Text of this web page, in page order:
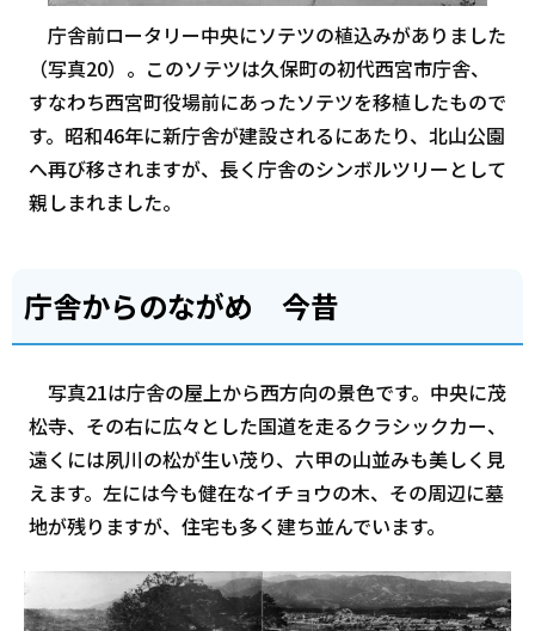
庁舎前ロータリー中央にソテツの植込みがありました
（写真20）。このソテツは久保町の初代西宮市庁舎、
すなわち西宮町役場前にあったソテツを移植したもので
す。昭和46年に新庁舎が建設されるにあたり、北山公園
へ再び移されますが、長く庁舎のシンボルツリーとして
親しまれました。
庁舎からのながめ 今昔
写真21は庁舎の屋上から西方向の景色です。中央に茂
松寺、その右に広々とした国道を走るクラシックカー、
遠くには夙川の松が生い茂り、六甲の山並みも美しく見
えます。左には今も健在なイチョウの木、その周辺に墓
地が残りますが、住宅も多く建ち並んでいます。